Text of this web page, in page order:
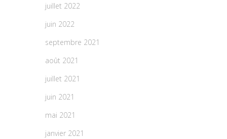
juillet 2022
juin 2022
septembre 2021
août 2021
juillet 2021
juin 2021
mai 2021
janvier 2021